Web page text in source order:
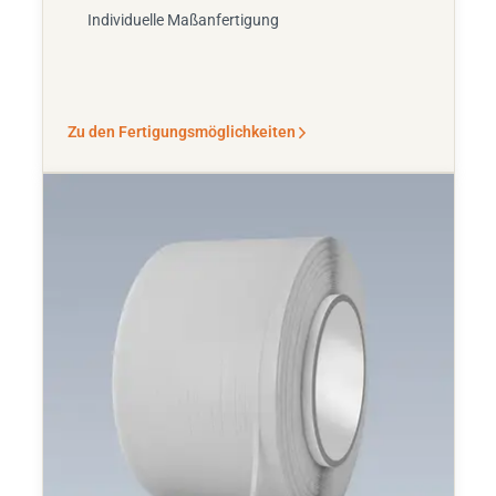
Individuelle Maßanfertigung
Zu den Fertigungsmöglichkeiten